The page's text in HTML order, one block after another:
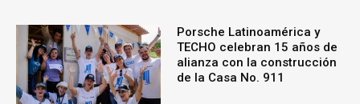
Porsche Latinoamérica y
TECHO celebran 15 años de
alianza con la construcción
de la Casa No. 911